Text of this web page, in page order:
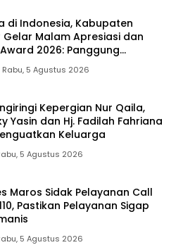
di Indonesia, Kabupaten
Malam Apresiasi dan
2026: Panggung
bagi Pelayan Publik
Rabu, 5 Agustus 2026
Kepergian Nur Qaila,
Yasin dan Hj. Fadilah Fahriana
Keluarga
5 Agustus 2026
Maros Sidak Pelayanan Call
Pastikan Pelayanan Sigap
5 Agustus 2026